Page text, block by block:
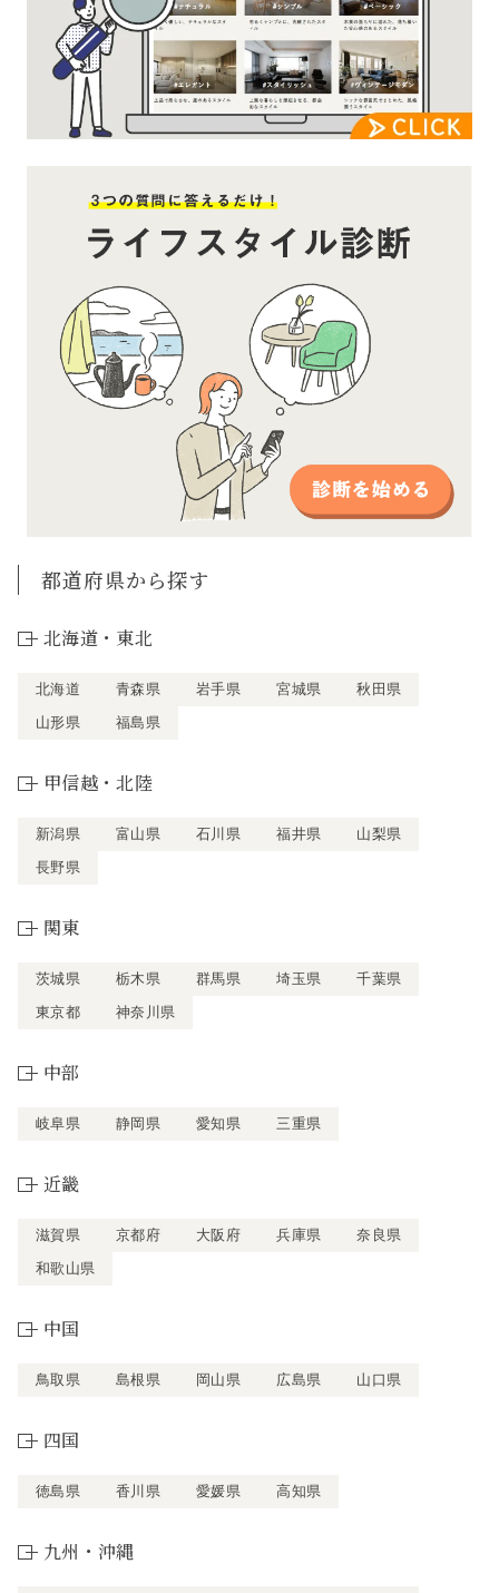
都道府県から探す
北海道・東北
北海道 青森県 岩手県 宮城県
秋田県
山形県
福島県
甲信越・北陸
新潟県 富山県 石川県 福井県
山梨県
長野県
関東
茨城県 栃木県 群馬県 埼玉県
千葉県
東京都
神奈川県
中部
岐阜県 静岡県 愛知県 三重県
近畿
滋賀県 京都府 大阪府 兵庫県
奈良県
和歌山県
中国
鳥取県 島根県 岡山県 広島県 山口県
四国
徳島県 香川県 愛媛県 高知県
九州・沖縄